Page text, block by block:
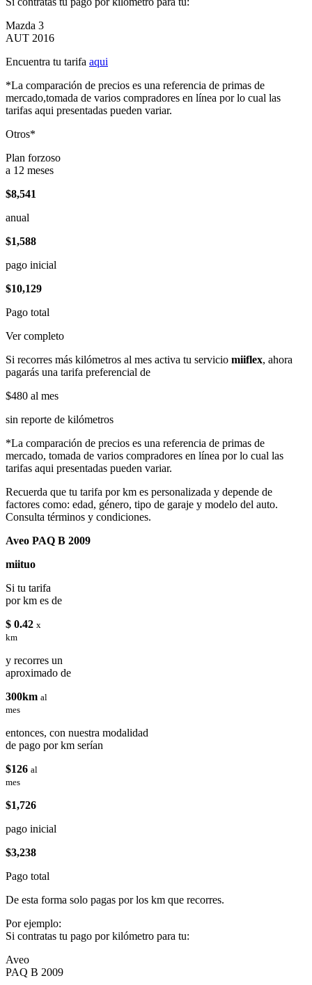
Mazda 3
AUT 2016
Encuentra tu tarifa aqui
*La comparación de precios es una referencia de primas de
mercado,tomada de varios compradores en línea por lo cual las
tarifas aqui presentadas pueden variar.
Otros*
Plan forzoso
a 12 meses
$8,541
anual
$1,588
pago inicial
$10,129
Pago total
Ver completo
Si recorres más kilómetros al mes activa tu servicio miiflex, ahora
pagarás una tarifa preferencial de
$480 al mes
sin reporte de kilómetros
*La comparación de precios es una referencia de primas de
mercado, tomada de varios compradores en línea por lo cual las
tarifas aqui presentadas pueden variar.
Recuerda que tu tarifa por km es personalizada y depende de
factores como: edad, género, tipo de garaje y modelo del auto.
Consulta términos y condiciones.
Aveo PAQ B 2009
miituo
Si tu tarifa
por km es de
$ 0.42 x
km
y recorres un
aproximado de
300km al
mes
entonces, con nuestra modalidad
de pago por km serían
$126 al
mes
$1,726
pago inicial
$3,238
Pago total
De esta forma solo pagas por los km que recorres.
Por ejemplo:
Si contratas tu pago por kilómetro para tu:
Aveo
PAQ B 2009